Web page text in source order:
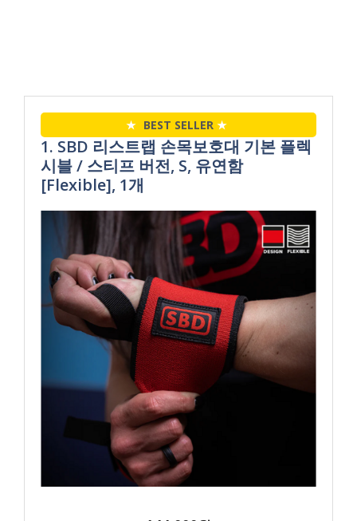
★ BEST SELLER ★
1. SBD 리스트랩 손목보호대 기본 플렉
시블 / 스티프 버전, S, 유연함
[Flexible], 1개